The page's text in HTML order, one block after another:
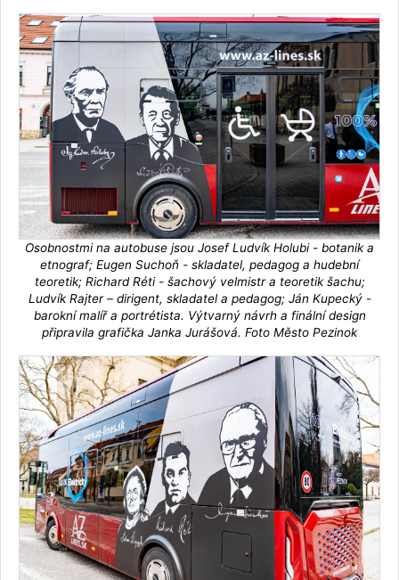
Osobnostmi na autobuse jsou Josef Ludvík Holubi - botanik a
etnograf; Eugen Suchoň - skladatel, pedagog a hudební
teoretik; Richard Réti - šachový velmistr a teoretik šachu;
Ludvík Rajter – dirigent, skladatel a pedagog; Ján Kupecký -
barokní malíř a portrétista. Výtvarný návrh a finální design
připravila grafička Janka Jurášová. Foto Město Pezinok